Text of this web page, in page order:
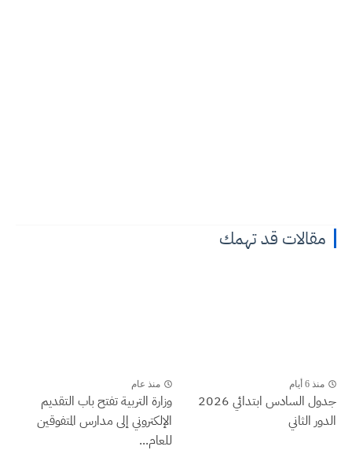
مقالات قد تهمك
منذ 6 أيام
جدول السادس ابتدائي 2026
الدور الثاني
منذ عام
وزارة التربية تفتح باب التقديم
الإلكتروني إلى مدارس المتفوقين
للعام...